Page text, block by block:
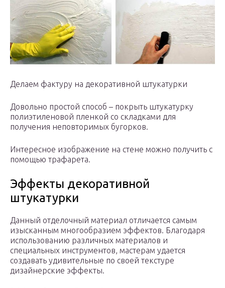
Делаем фактуру на декоративной штукатурки
Довольно простой способ – покрыть штукатурку
полиэтиленовой пленкой со складками для
получения неповторимых бугорков.
Интересное изображение на стене можно получить с
помощью трафарета.
Эффекты декоративной
штукатурки
Данный отделочный материал отличается самым
изысканным многообразием эффектов. Благодаря
использованию различных материалов и
специальных инструментов, мастерам удается
создавать удивительные по своей текстуре
дизайнерские эффекты.